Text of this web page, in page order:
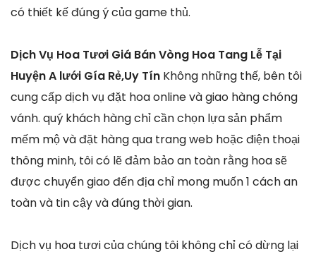
có thiết kế đúng ý của game thủ.
Dịch Vụ Hoa Tươi Giá Bán Vòng Hoa Tang Lễ Tại
Huyện A lưới Gía Rẻ,Uy Tín Không những thế, bên tôi
cung cấp dịch vụ đặt hoa online và giao hàng chóng
vánh. quý khách hàng chỉ cần chọn lựa sản phẩm
mếm mộ và đặt hàng qua trang web hoặc điện thoại
thông minh, tôi có lẽ đảm bảo an toàn rằng hoa sẽ
được chuyển giao đến địa chỉ mong muốn 1 cách an
toàn và tin cậy và đúng thời gian.
Dịch vụ hoa tươi của chúng tôi không chỉ có dừng lại